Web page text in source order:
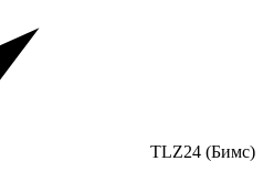
TLZ24 (Бимс)